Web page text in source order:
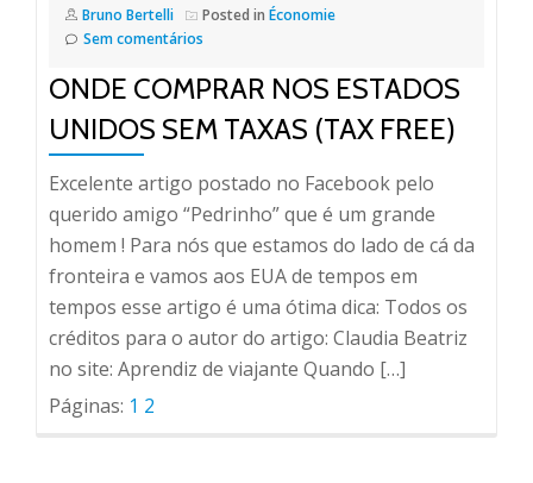
Bruno Bertelli Posted in Économie
Sem comentários
ONDE COMPRAR NOS ESTADOS
UNIDOS SEM TAXAS (TAX FREE)
Excelente artigo postado no Facebook pelo
querido amigo “Pedrinho” que é um grande
homem ! Para nós que estamos do lado de cá da
fronteira e vamos aos EUA de tempos em
tempos esse artigo é uma ótima dica: Todos os
créditos para o autor do artigo: Claudia Beatriz
no site: Aprendiz de viajante Quando […]
Páginas: 1 2